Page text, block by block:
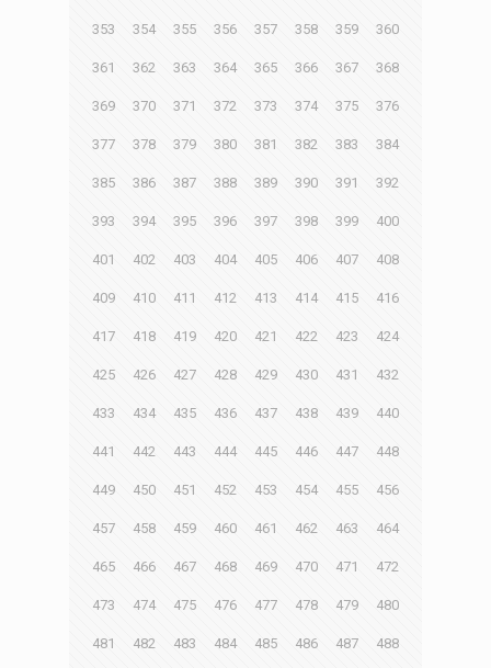
353 354 355 356 357 358 359 360
361 362 363 364 365 366 367 368
369 370 371 372 373 374 375 376
377 378 379 380 381 382 383 384
385 386 387 388 389 390 391 392
393 394 395 396 397 398 399 400
401 402 403 404 405 406 407 408
409 410 411 412 413 414 415 416
417 418 419 420 421 422 423 424
425 426 427 428 429 430 431 432
433 434 435 436 437 438 439 440
441 442 443 444 445 446 447 448
449 450 451 452 453 454 455 456
457 458 459 460 461 462 463 464
465 466 467 468 469 470 471 472
473 474 475 476 477 478 479 480
481 482 483 484 485 486 487 488